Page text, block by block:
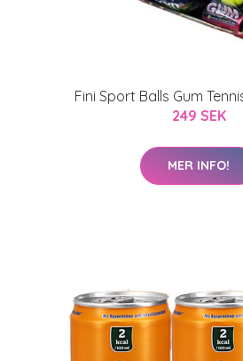
Fini Sport Balls Gum
249 SEK
MER INFO!